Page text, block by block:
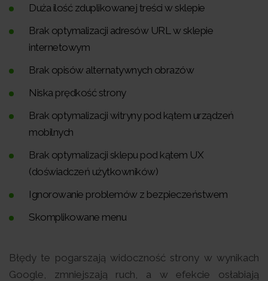
Duża ilość zduplikowanej treści w sklepie
Brak optymalizacji adresów URL w sklepie
internetowym
Brak opisów alternatywnych obrazów
Niska prędkość strony
Brak optymalizacji witryny pod kątem urządzeń
mobilnych
Brak optymalizacji sklepu pod kątem UX
(doświadczeń użytkowników)
Ignorowanie problemów z bezpieczeństwem
Skomplikowane menu
Błędy te pogarszają widoczność strony w wynikach
Google, zmniejszają ruch, a w efekcie osłabiają